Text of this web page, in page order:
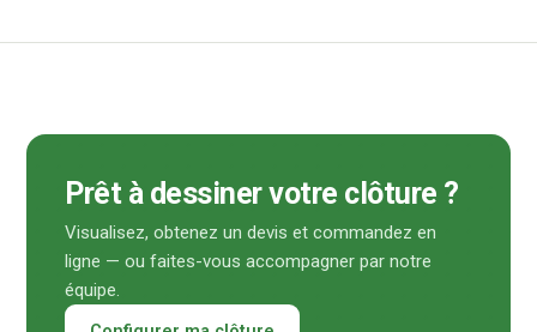
Prêt à dessiner votre clôture ?
Visualisez, obtenez un devis et commandez en
ligne — ou faites-vous accompagner par notre
équipe.